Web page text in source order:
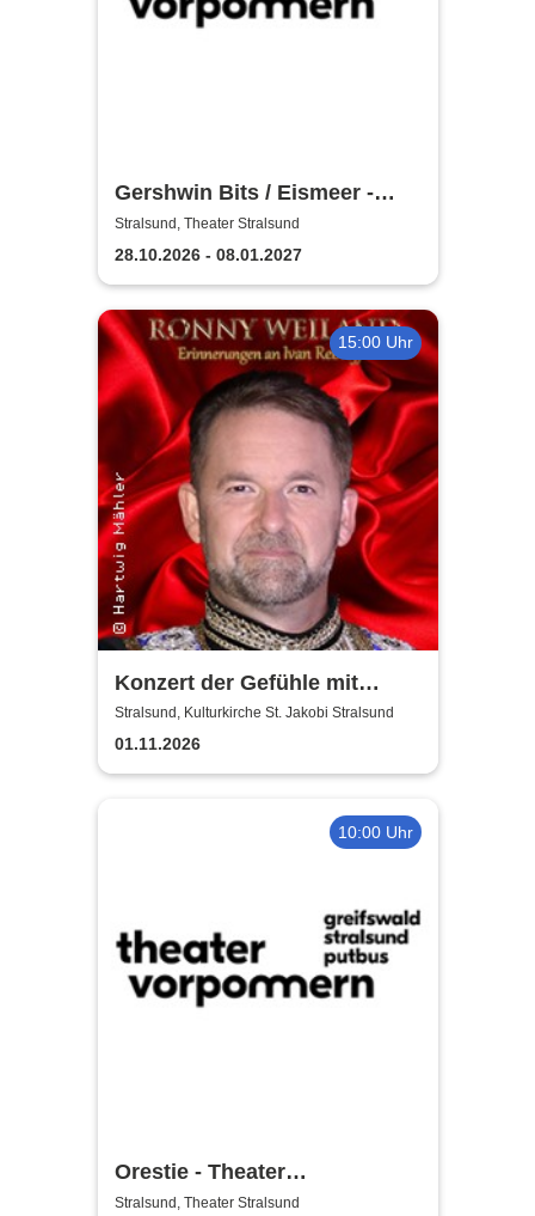
Gershwin Bits / Eismeer -
Theater Vorpommern
Stralsund, Theater Stralsund
28.10.2026 - 08.01.2027
15:00 Uhr
Konzert der Gefühle mit
Ronny Weiland
Stralsund, Kulturkirche St. Jakobi Stralsund
01.11.2026
10:00 Uhr
Orestie - Theater
Vorpommern
Stralsund, Theater Stralsund